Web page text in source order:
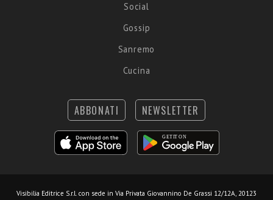
Social
Gossip
Sanremo
Cucina
ABBONATI NEWSLETTER
Visibilia Editrice S.r.l. con sede in Via Privata Giovannino De Grassi 12/12A, 20123